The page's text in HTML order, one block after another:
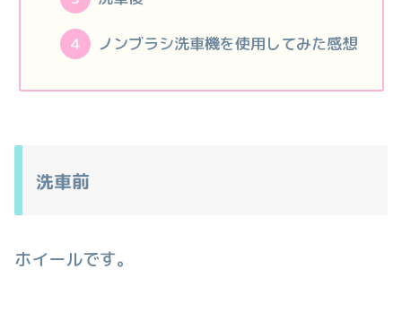
ノンブラシ洗車機を使用してみた感想
洗車前
ホイールです。